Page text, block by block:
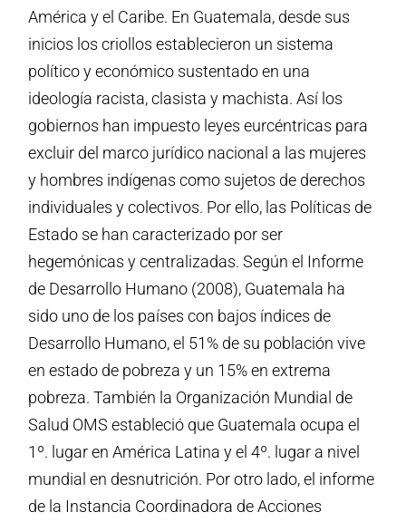
América y el Caribe. En Guatemala, desde sus
inicios los criollos establecieron un sistema
político y económico sustentado en una
ideología racista, clasista y machista. Así los
gobiernos han impuesto leyes eurcéntricas para
excluir del marco jurídico nacional a las mujeres
y hombres indígenas como sujetos de derechos
individuales y colectivos. Por ello, las Políticas de
Estado se han caracterizado por ser
hegemónicas y centralizadas. Según el Informe
de Desarrollo Humano (2008), Guatemala ha
sido uno de los países con bajos índices de
Desarrollo Humano, el 51% de su población vive
en estado de pobreza y un 15% en extrema
pobreza. También la Organización Mundial de
Salud OMS estableció que Guatemala ocupa el
1º. lugar en América Latina y el 4º. lugar a nivel
mundial en desnutrición. Por otro lado, el informe
de la Instancia Coordinadora de Acciones